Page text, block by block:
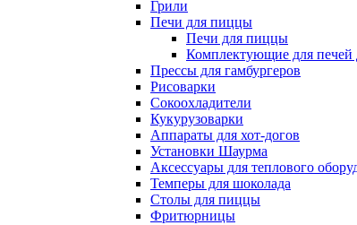
Грили
Печи для пиццы
Печи для пиццы
Комплектующие для
Прессы для гамбургеров
Рисоварки
Сокоохладители
Кукурузоварки
Аппараты для хот-догов
Установки Шаурма
Аксессуары для теплового
Темперы для шоколада
Столы для пиццы
Фритюрницы